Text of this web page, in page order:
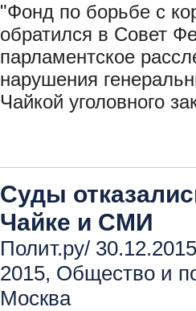
"Фонд по борьбе с
обратился в Совет
парламентское
нарушения
Чайкой уголовного
Суды
Чайке и СМИ
Полит.ру/
2015, Общество и
Москва